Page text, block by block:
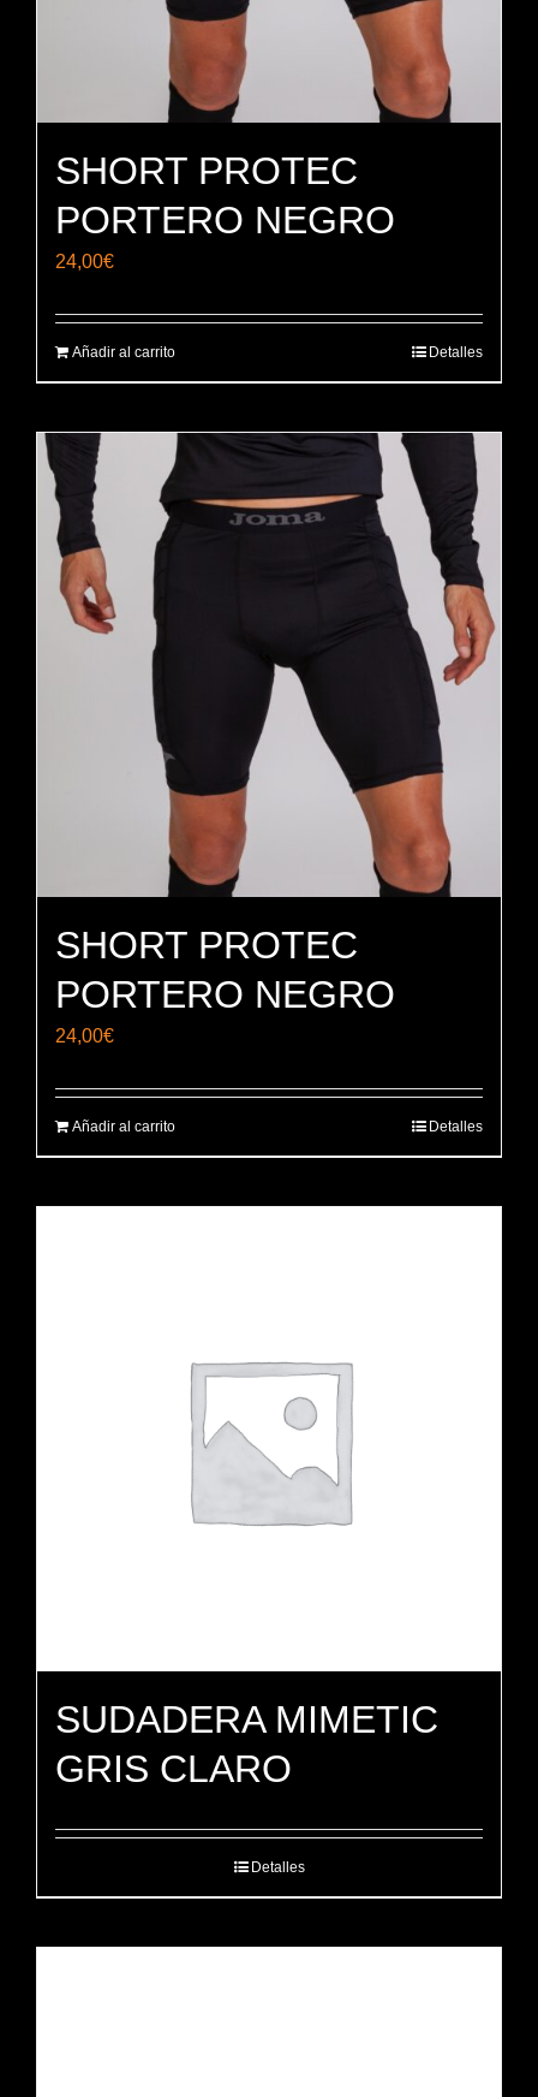
SHORT PROTEC
PORTERO NEGRO
24,00€
Añadir al carrito Detalles
SHORT PROTEC
PORTERO NEGRO
24,00€
Añadir al carrito Detalles
SUDADERA MIMETIC
GRIS CLARO
Detalles